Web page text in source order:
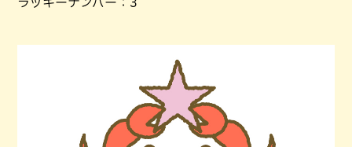
ラッキーナンバー：3